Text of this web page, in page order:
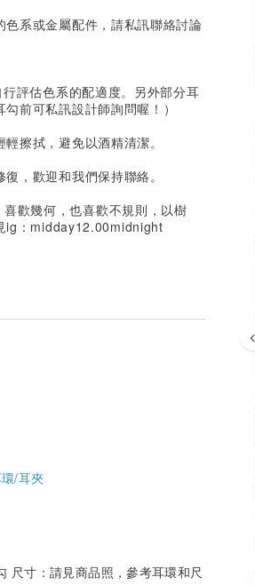
色系或金屬配件，請私訊聯絡討論
評估色系的配適度。另外部分耳
前可私訊設計師詢問喔！）
擦拭，避免以酒精清潔。
，歡迎和我們保持聯絡。
歡幾何，也喜歡不規則，以樹
ig：midday12.00midnight
/耳夾
尺寸：請見商品照，參考耳環和尺